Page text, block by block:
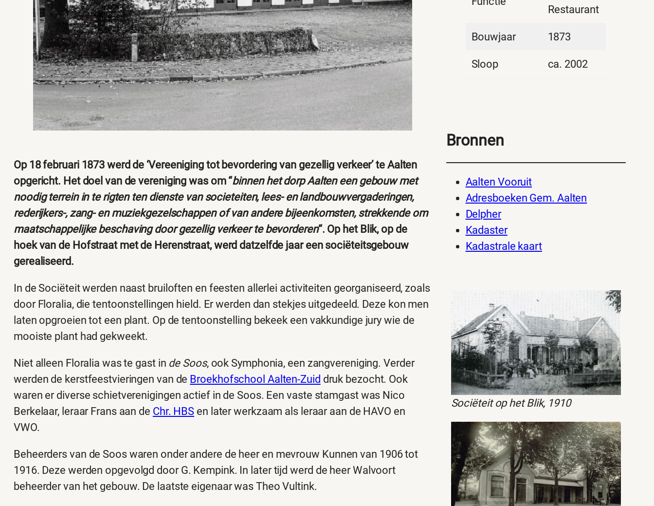
Op 18 februari 1873 werd de ‘Vereeniging tot bevordering van gezellig verkeer’ te Aalten
opgericht. Het doel van de vereniging was om “binnen het dorp Aalten een gebouw met
noodig terrein in te rigten ten dienste van societeiten, lees- en landbouwvergaderingen,
rederijkers-, zang- en muziekgezelschappen of van andere bijeenkomsten, strekkende om
maatschappelijke beschaving door gezellig verkeer te bevorderen“. Op het Blik, op de
hoek van de Hofstraat met de Herenstraat, werd datzelfde jaar een sociëteitsgebouw
gerealiseerd.
In de Sociëteit werden naast bruiloften en feesten allerlei activiteiten georganiseerd, zoals
door Floralia, die tentoonstellingen hield. Er werden dan stekjes uitgedeeld. Deze kon men
laten opgroeien tot een plant. Op de tentoonstelling bekeek een vakkundige jury wie de
mooiste plant had gekweekt.
Niet alleen Floralia was te gast in de Soos, ook Symphonia, een zangvereniging. Verder
werden de kerstfeestvieringen van de Broekhofschool Aalten-Zuid druk bezocht. Ook
waren er diverse schietverenigingen actief in de Soos. Een vaste stamgast was Nico
Berkelaar, leraar Frans aan de Chr. HBS en later werkzaam als leraar aan de HAVO en
VWO.
Beheerders van de Soos waren onder andere de heer en mevrouw Kunnen van 1906 tot
1916. Deze werden opgevolgd door G. Kempink. In later tijd werd de heer Walvoort
beheerder van het gebouw. De laatste eigenaar was Theo Vultink.
Restaurant
Bouwjaar 1873
Sloop ca. 2002
Bronnen
Aalten Vooruit
Adresboeken Gem. Aalten
Delpher
Kadaster
Kadastrale kaart
Sociëteit op het Blik, 1910